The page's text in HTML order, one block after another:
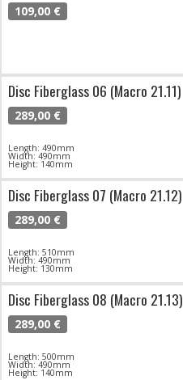
109,00 €
Disc Fiberglass 06 (Macro 21.11)
289,00 €
Length: 490mm
Width: 490mm
Height: 140mm
Disc Fiberglass 07 (Macro 21.12)
289,00 €
Length: 510mm
Width: 490mm
Height: 130mm
Disc Fiberglass 08 (Macro 21.13)
289,00 €
Length: 500mm
Width: 490mm
Height: 140mm